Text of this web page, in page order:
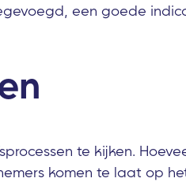
een goede
te kijken.
komen te laat op